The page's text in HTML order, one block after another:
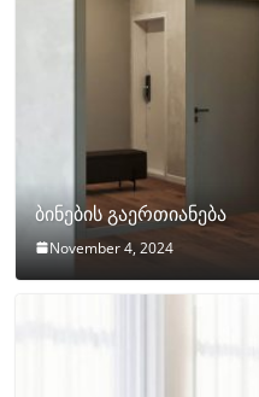
ბინების გაერთიანება
November 4, 2024